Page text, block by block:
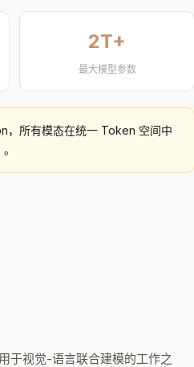
2T+
最大模型参数
，所有模态在统一 Token 空间中
于视觉-语言联合建模的工作之